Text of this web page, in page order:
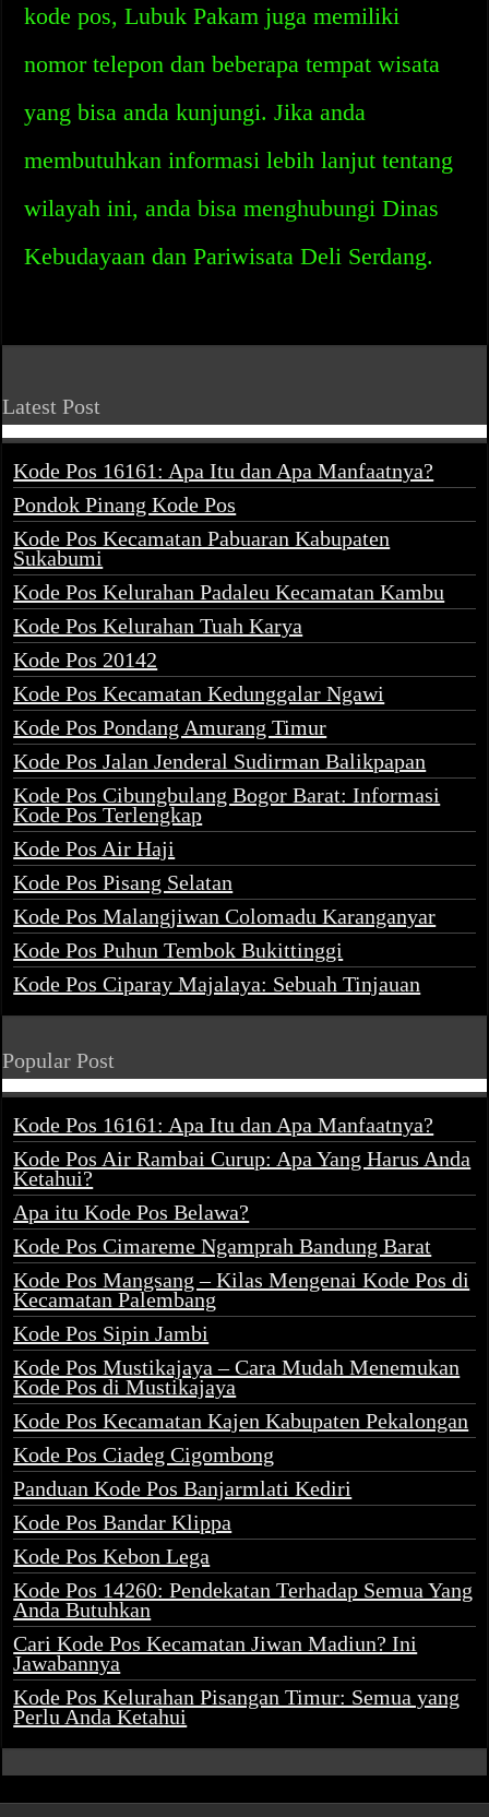
kode pos, Lubuk Pakam juga memiliki
nomor telepon dan beberapa tempat wisata
yang bisa anda kunjungi. Jika anda
membutuhkan informasi lebih lanjut tentang
wilayah ini, anda bisa menghubungi Dinas
Kebudayaan dan Pariwisata Deli Serdang.
Latest Post
Kode Pos 16161: Apa Itu dan Apa Manfaatnya?
Pondok Pinang Kode Pos
Kode Pos Kecamatan Pabuaran Kabupaten
Sukabumi
Kode Pos Kelurahan Padaleu Kecamatan Kambu
Kode Pos Kelurahan Tuah Karya
Kode Pos 20142
Kode Pos Kecamatan Kedunggalar Ngawi
Kode Pos Pondang Amurang Timur
Kode Pos Jalan Jenderal Sudirman Balikpapan
Kode Pos Cibungbulang Bogor Barat: Informasi
Kode Pos Terlengkap
Kode Pos Air Haji
Kode Pos Pisang Selatan
Kode Pos Malangjiwan Colomadu Karanganyar
Kode Pos Puhun Tembok Bukittinggi
Kode Pos Ciparay Majalaya: Sebuah Tinjauan
Popular Post
Kode Pos 16161: Apa Itu dan Apa Manfaatnya?
Kode Pos Air Rambai Curup: Apa Yang Harus Anda
Ketahui?
Apa itu Kode Pos Belawa?
Kode Pos Cimareme Ngamprah Bandung Barat
Kode Pos Mangsang – Kilas Mengenai Kode Pos di
Kecamatan Palembang
Kode Pos Sipin Jambi
Kode Pos Mustikajaya – Cara Mudah Menemukan
Kode Pos di Mustikajaya
Kode Pos Kecamatan Kajen Kabupaten Pekalongan
Kode Pos Ciadeg Cigombong
Panduan Kode Pos Banjarmlati Kediri
Kode Pos Bandar Klippa
Kode Pos Kebon Lega
Kode Pos 14260: Pendekatan Terhadap Semua Yang
Anda Butuhkan
Cari Kode Pos Kecamatan Jiwan Madiun? Ini
Jawabannya
Kode Pos Kelurahan Pisangan Timur: Semua yang
Perlu Anda Ketahui